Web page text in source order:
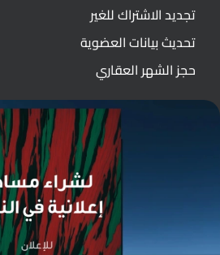
تجديد الاشتراك للغير
تحديث بيانات العضوية
حجز الشهر العقاري